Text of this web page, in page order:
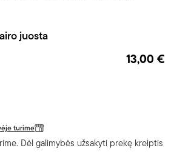
juosta
13,00 €
turime
Dėl galimybės užsakyti prekę kreiptis